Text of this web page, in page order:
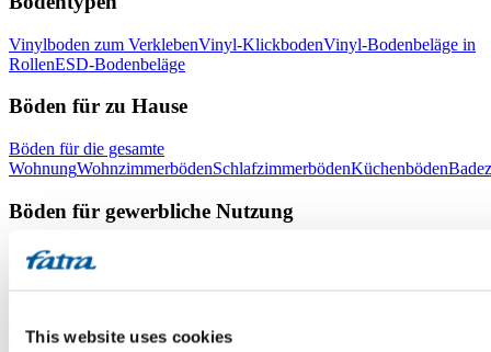
This website uses cookies
Vinylboden zum VerklebenVinyl-KlickbodenVinyl-Bodenbeläge in
RollenESD-Bodenbeläge
Böden für zu Hause
Böden für die gesamte
WohnungWohnzimmerbödenSchlafzimmerbödenKüchenböden
Böden für gewerbliche Nutzung
BürobödenBöden für Schulen und Kindergärten
Krankenhäuser und Gesundheitseinrichtungen
Produktreihen